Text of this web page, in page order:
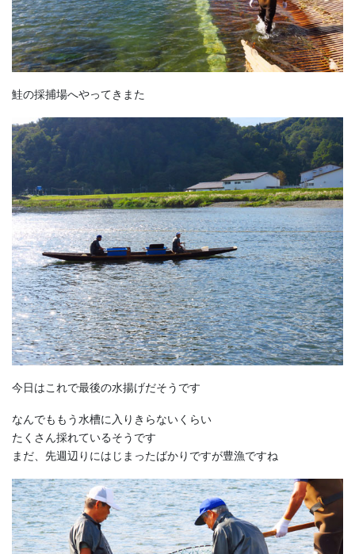
鮭の採捕場へやってきまた
今日はこれで最後の水揚げだそうです
なんでももう水槽に入りきらないくらい
たくさん採れているそうです
まだ、先週辺りにはじまったばかりですが豊漁ですね